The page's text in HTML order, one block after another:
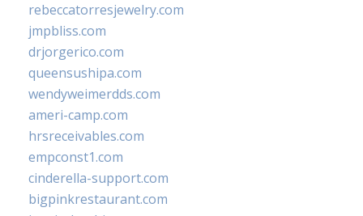
rebeccatorresjewelry.com
jmpbliss.com
drjorgerico.com
queensushipa.com
wendyweimerdds.com
ameri-camp.com
hrsreceivables.com
empconst1.com
cinderella-support.com
bigpinkrestaurant.com